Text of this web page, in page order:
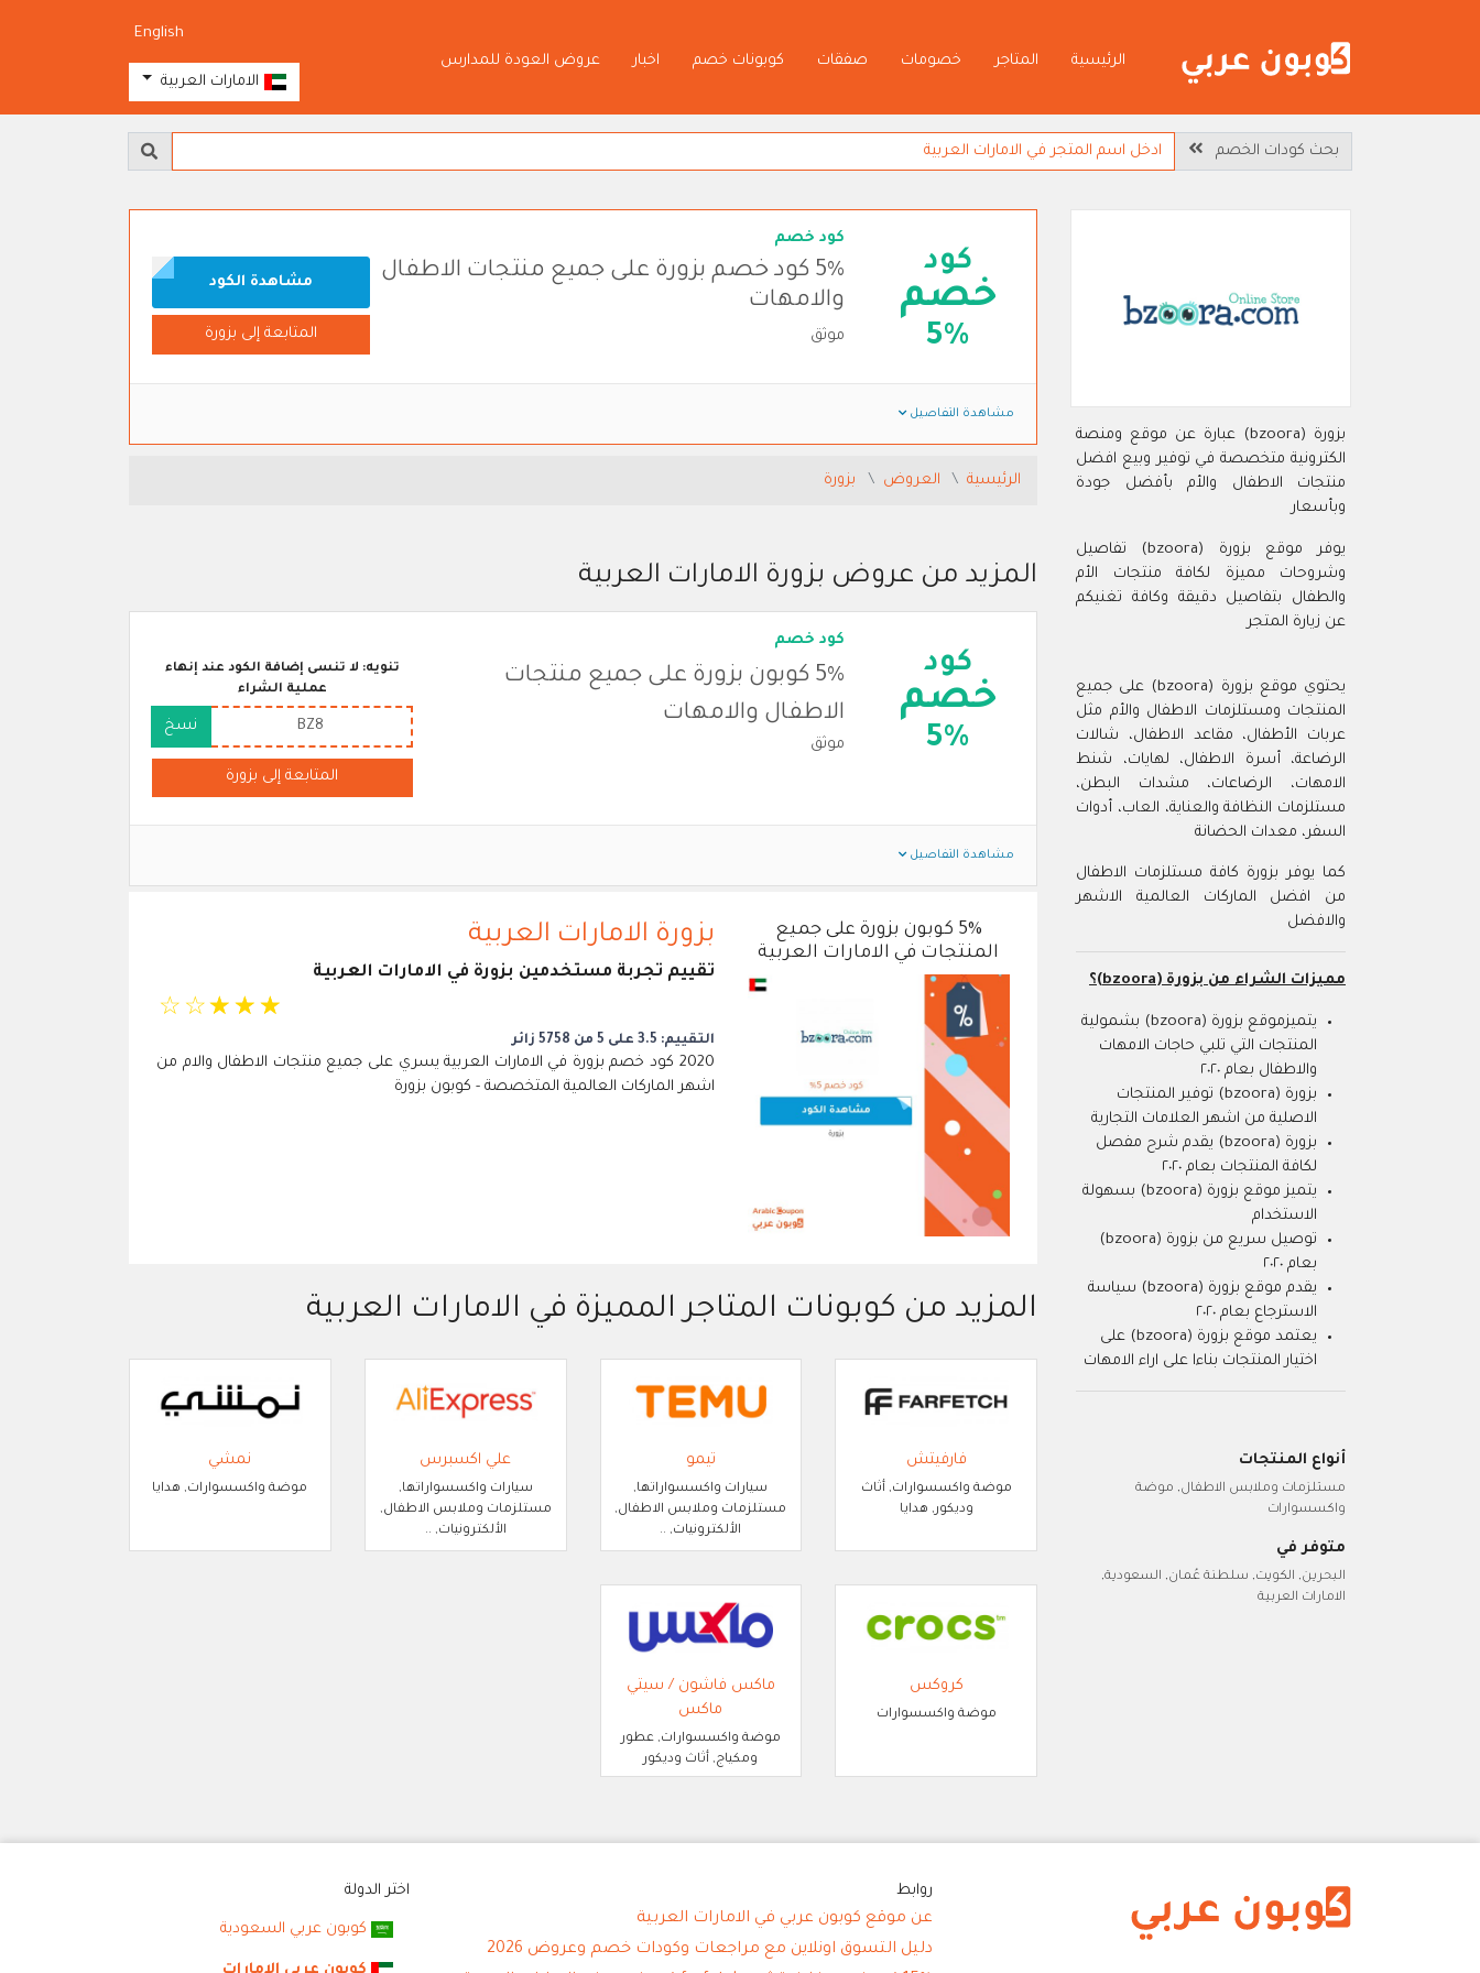
الرئيسية المتاجر خصومات صفقات كوبونات خصم اخبار عروض العودة للمدارس
English
الامارات العربية
بحث كودات الخصم
كود
خصم
5%
كود خصم
5% كود خصم بزورة على جميع منتجات الاطفال
والامهات
موثق
مشاهدة الكود
المتابعة إلى بزورة
مشاهدة التفاصيل
الرئيسية العروض بزورة
المزيد من عروض بزورة الامارات العربية
كود
خصم
5%
كود خصم
5% كوبون بزورة على جميع منتجات
الاطفال والامهات
موثق
تنويه: لا تنسى إضافة الكود عند إنهاء
عملية الشراء
BZ8 نسخ
المتابعة إلى بزورة
مشاهدة التفاصيل
5% كوبون بزورة على جميع
المنتجات في الامارات العربية
بزورة الامارات العربية
تقييم تجربة مستخدمين بزورة في الامارات العربية
☆ ☆☆ ☆ ☆
التقييم: 3.5 على 5 من 5758 زائر
2020 كود خصم بزورة في الامارات العربية يسري على جميع منتجات الاطفال والام من
اشهر الماركات العالمية المتخصصة - كوبون بزورة
المزيد من كوبونات المتاجر المميزة في الامارات العربية
فارفيتش
موضة واكسسوارات, أثاث
وديكور, هدايا
تيمو
سيارات واكسسواراتها,
مستلزمات وملابس الاطفال,
الألكترونيات, ..
علي اكسبرس
سيارات واكسسواراتها,
مستلزمات وملابس الاطفال,
الألكترونيات, ..
نمشي
موضة واكسسوارات, هدايا
كروكس
موضة واكسسوارات
ماكس فاشون / سيتي
ماكس
موضة واكسسوارات, عطور
ومكياج, أثاث وديكور
بزورة (bzoora) عبارة عن موقع ومنصة
الكترونية متخصصة في توفير وبيع افضل
منتجات الاطفال والأم بأفضل جودة
وبأسعار
يوفر موقع بزورة (bzoora) تفاصيل
وشروحات مميزة لكافة منتجات الأم
والطفال بتفاصيل دقيقة وكافة تغنيكم
عن زيارة المتجر
يحتوي موقع بزورة (bzoora) على جميع
المنتجات ومستلزمات الاطفال والأم مثل
عربات الأطفال، مقاعد الاطفال، شالات
الرضاعة، أسرة الاطفال، لهايات، شنط
الامهات، الرضاعات، مشدات البطن،
مستلزمات النظافة والعناية، العاب، أدوات
السفر، معدات الحضانة
كما يوفر بزورة كافة مستلزمات الاطفال
من افضل الماركات العالمية الاشهر
والافضل
مميزات الشراء من بزورة (bzoora)؟
يتميزموقع بزورة (bzoora) بشمولية
المنتجات التي تلبي حاجات الامهات
والاطفال بعام ٢٠٢٠
بزورة (bzoora) توفير المنتجات
الاصلية من اشهر العلامات التجارية
بزورة (bzoora) يقدم شرح مفصل
لكافة المنتجات بعام ٢٠٢٠
يتميز موقع بزورة (bzoora) بسهولة
الاستخدام
توصيل سريع من بزورة (bzoora)
بعام ٢٠٢٠
يقدم موقع بزورة (bzoora) سياسة
الاسترجاع بعام ٢٠٢٠
يعتمد موقع بزورة (bzoora) على
اختيار المنتجات بناءا على اراء الامهات
أنواع المنتجات
مستلزمات وملابس الاطفال, موضة
واكسسوارات
متوفر في
البحرين, الكويت, سلطنة عُمان, السعودية,
الامارات العربية
روابط
عن موقع كوبون عربي في الامارات العربية
دليل التسوق اونلاين مع مراجعات وكودات خصم وعروض 2026
اختر الدولة
كوبون عربي السعودية